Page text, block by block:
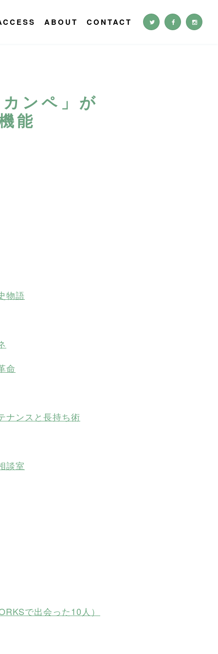
ABOUT CONTACT
ンペ」が
能
物語
命
ナンスと長持ち術
談室
で出会った10人）